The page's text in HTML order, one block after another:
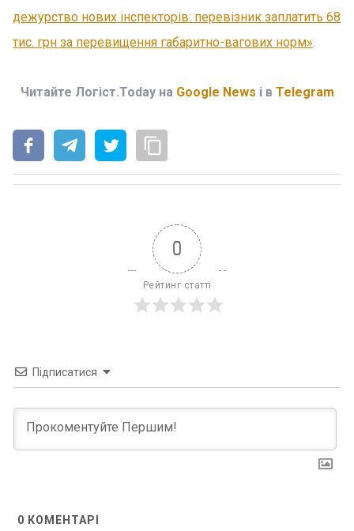
дежурство нових інспекторів: перевізник заплатить 68
тис. грн за перевищення габаритно-вагових норм».
Читайте Логіст.Today на Google News і в Telegram
0
Рейтинг статті
Підписатися
0 КОМЕНТАРІ